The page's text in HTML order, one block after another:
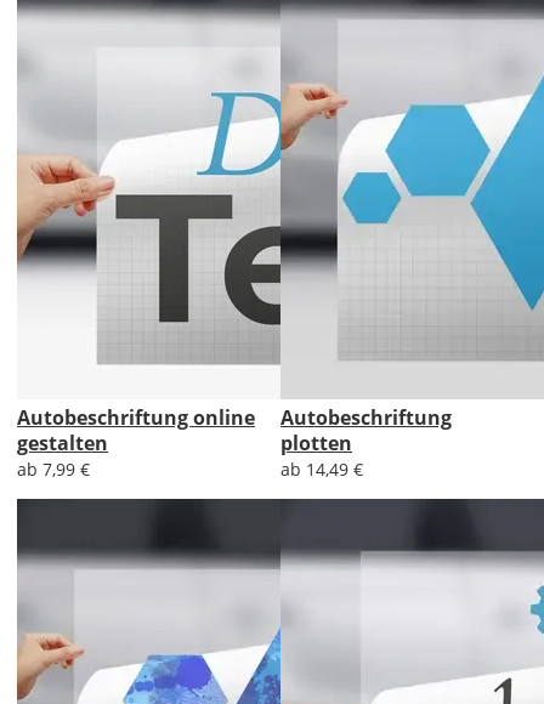
Autobeschriftung online
gestalten
ab 7,99 €
Autobeschriftung
plotten
ab 14,49 €